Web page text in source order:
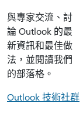
與專家交流、討
論 Outlook 的最
新資訊和最佳做
法，並閱讀我們
的部落格。
Outlook 技術社群